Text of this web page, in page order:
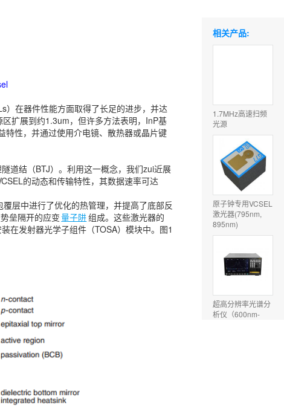
相关产品:
1.7MHz高速扫频
光源
原子钟专用VCSEL
激光器(795nm,
895nm)
超高分辨率光谱分
析仪（600nm-
）在器件性能方面取得了长足的进步，并达
扩展到约1.3um，但许多方法表明，InP基
特性，并通过使用介电镜、散热器或晶片键
道结（BTJ）。利用这一概念，我们zui近展
的动态和传输特性，其数据速率可达
层中进行了优化的热管理，并提高了底部反
垒隔开的应变量子阱组成。这些激光器的
在发射器光学子组件（TOSA）模块中。图1